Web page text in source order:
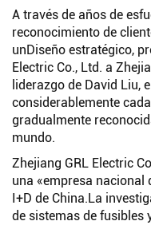
A través de años de
reconocimiento de
unDiseño estratégico,
Electric Co., Ltd. a
liderazgo de David Liu,
considerablemente
gradualmente
mundo.
Zhejiang GRL Electric
una «empresa nacional
I+D de China.La
de sistemas de fusibles